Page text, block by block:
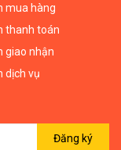
mua hàng
thanh toán
giao nhận
dịch vụ
Đăng ký